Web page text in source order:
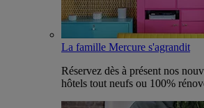
La famille Mercure s'agrandit
Réservez dès à présent nos
hôtels tout neufs ou 100%